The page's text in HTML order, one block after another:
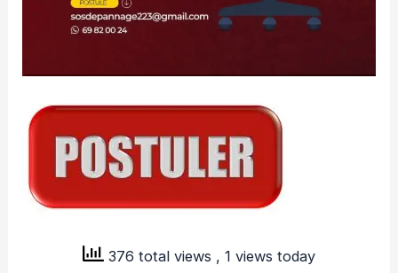
376 total views , 1 views today